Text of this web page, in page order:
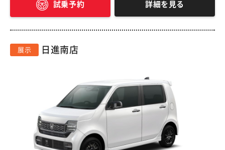
試乗予約 詳細を見る
展示 日進南店